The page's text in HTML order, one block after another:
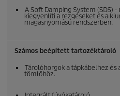
A Soft Damping System (SDS)
kiegyenlíti a rezgéseket és a
magasnyomású rendszerben.
Számos beépített tartozéktároló
Tárolóhorgok a tápkábelhez és
tömlőhöz.